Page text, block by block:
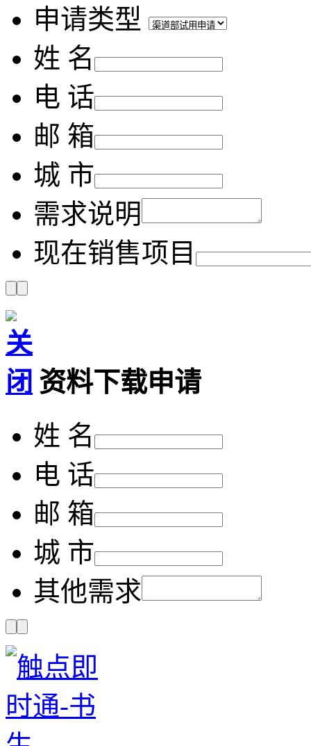
申请类型
姓 名
电 话
邮 箱
城 市
需求说明
现在销售项目
资料下载申请
姓 名
电 话
邮 箱
城 市
其他需求